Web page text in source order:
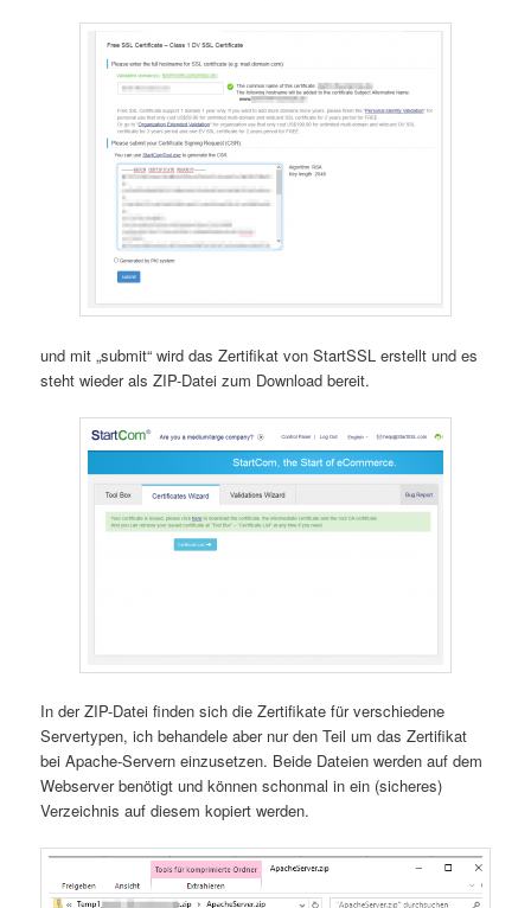
und mit „submit“ wird das Zertifikat von StartSSL erstellt und es
steht wieder als ZIP-Datei zum Download bereit.
In der ZIP-Datei finden sich die Zertifikate für verschiedene
Servertypen, ich behandele aber nur den Teil um das Zertifikat
bei Apache-Servern einzusetzen. Beide Dateien werden auf dem
Webserver benötigt und können schonmal in ein (sicheres)
Verzeichnis auf diesem kopiert werden.